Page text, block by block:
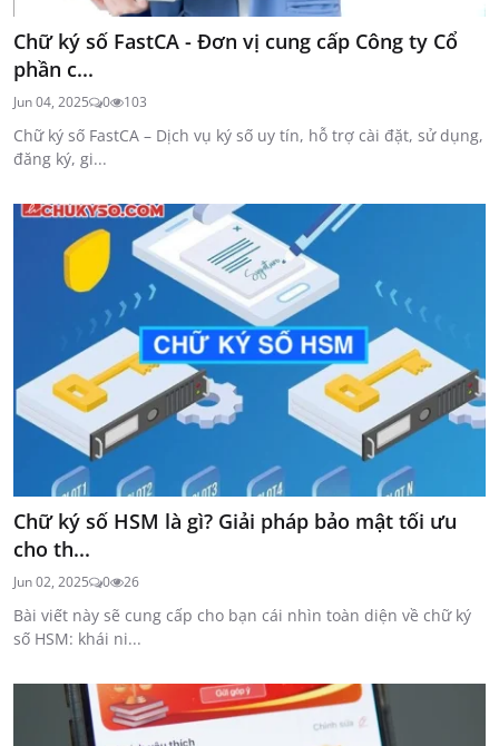
Chữ ký số FastCA - Đơn vị cung cấp Công ty Cổ
phần c...
Jun 04, 2025 0 103
Chữ ký số FastCA – Dịch vụ ký số uy tín, hỗ trợ cài đặt, sử dụng,
đăng ký, gi...
Chữ ký số HSM là gì? Giải pháp bảo mật tối ưu
cho th...
Jun 02, 2025 0 26
Bài viết này sẽ cung cấp cho bạn cái nhìn toàn diện về chữ ký
số HSM: khái ni...